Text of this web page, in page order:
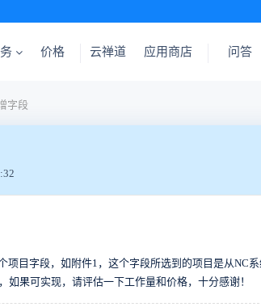
价格 云禅道 应用商店 问答
字段
项目字段，如附件1，这个字段所选到的项目是从NC
果可实现，请评估一下工作量和价格，十分感谢！